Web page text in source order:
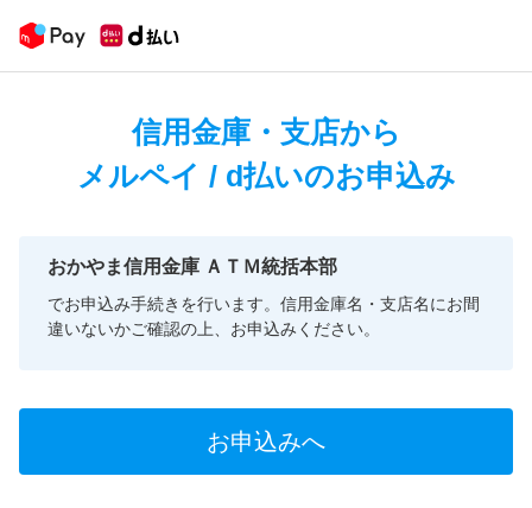
信用金庫・支店から
メルペイ / d払いのお申込み
おかやま信用金庫 ＡＴＭ統括本部
でお申込み手続きを行います。信用金庫名・支店名にお間
違いないかご確認の上、お申込みください。
お申込みへ